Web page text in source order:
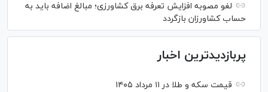
لغو مصوبه افزایش تعرفه برق کشاورزی؛ مبالغ اضافه باید به
حساب کشاورزان بازگردد
پربازدیدترین اخبار
قیمت سکه و طلا در ۱۱ مرداد ۱۴۰۵